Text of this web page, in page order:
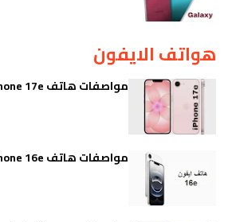
هواتف الايفون
مواصفات هاتف iPhone 17e كاملا
مواصفات هاتف iPhone 16e